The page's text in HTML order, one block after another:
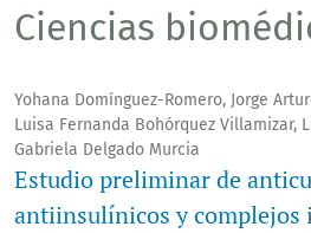
Ciencias
Yohana Domínguez-Romero, Jorge
Luisa Fernanda Bohórquez Villamizar,
Gabriela Delgado Murcia
Estudio preliminar de
antiinsulínicos y